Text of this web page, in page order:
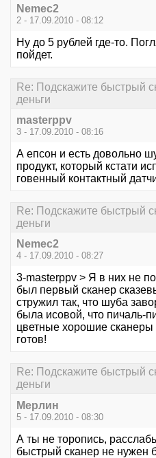
Nemec2
2 - 17.09.2010 - 08:12
Ну до 5 рублей где-то.
пойдет.
Re: Подскажите быстрый
деньги
masterppv
3 - 17.09.2010 - 08:16
А епсон и есть довольно
продукт, который кстати
говенный контактный
Re: Подскажите быстрый
деньги
Nemec2
4 - 17.09.2010 - 08:27
3-masterppv > Я в них не
был первый сканер
стружил так, что шуба
была исовой, что пичаль-
цветные хорошие сканеры
готов!
Re: Подскажите быстрый
деньги
Мерлин
5 - 17.09.2010 - 08:30
А ты не торопись,
быстрый сканер не нужен